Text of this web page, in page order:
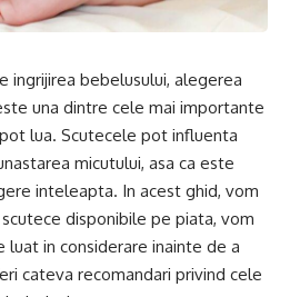
ingrijirea bebelusului, alegerea
una dintre cele mai importante
lua. Scutecele pot influenta
micutului, asa ca este
inteleapta. In acest ghid, vom
disponibile pe piata, vom
in considerare inainte de a
cateva recomandari privind cele